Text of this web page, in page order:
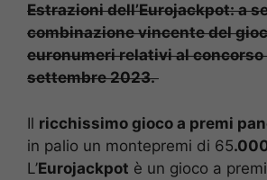
Estrazioni dell’Eurojackpot: a
combinazione vincente del
euronumeri relativi al concorso
settembre 2023.
Il ricchissimo gioco a premi
in palio un montepremi di 65
L’Eurojackpot è un gioco a